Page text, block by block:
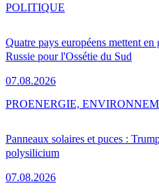
Quatre pays européens mettent
Russie pour l'Ossétie du Sud
07.08.2026
POLITIQUE
Panneaux solaires et puces :
polysilicium
07.08.2026
PROENERGIE,